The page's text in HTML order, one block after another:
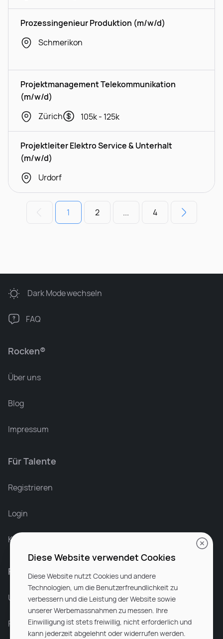
Prozessingenieur Produktion (m/w/d)
Schmerikon
Projektmanagement Telekommunikation
(m/w/d)
Zürich
105k - 125k
Projektleiter Elektro Service & Unterhalt
(m/w/d)
Urdorf
1 2 ... 4
Rocken®
Über uns
Blog
Impressum
Für Talente
Registrieren
Login
Karriere bei Rocken
Für Unternehmen
Unsere Dienstleistungen
Partnerunternehmen
Dark Modewechseln
FAQ
Diese Website verwendet Cookies
Diese Website nutzt Cookies und andere
Technologien, um die Benutzerfreundlichkeit zu
verbessern und die Leistung der Website sowie
unserer Werbemassnahmen zu messen. Ihre
Einwilligung ist stets freiwillig, nicht erforderlich und
kann jederzeit abgelehnt oder widerrufen werden.